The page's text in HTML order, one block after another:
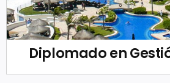
Diplomado en